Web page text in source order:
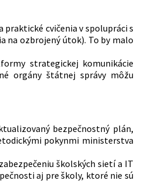
praktické cvičenia v spolupráci s
na ozbrojený útok). To by malo
strategickej komunikácie
orgány štátnej správy môžu
bezpečnostný plán,
pokynmi ministerstva
školských sietí a IT
aj pre školy, ktoré nie sú